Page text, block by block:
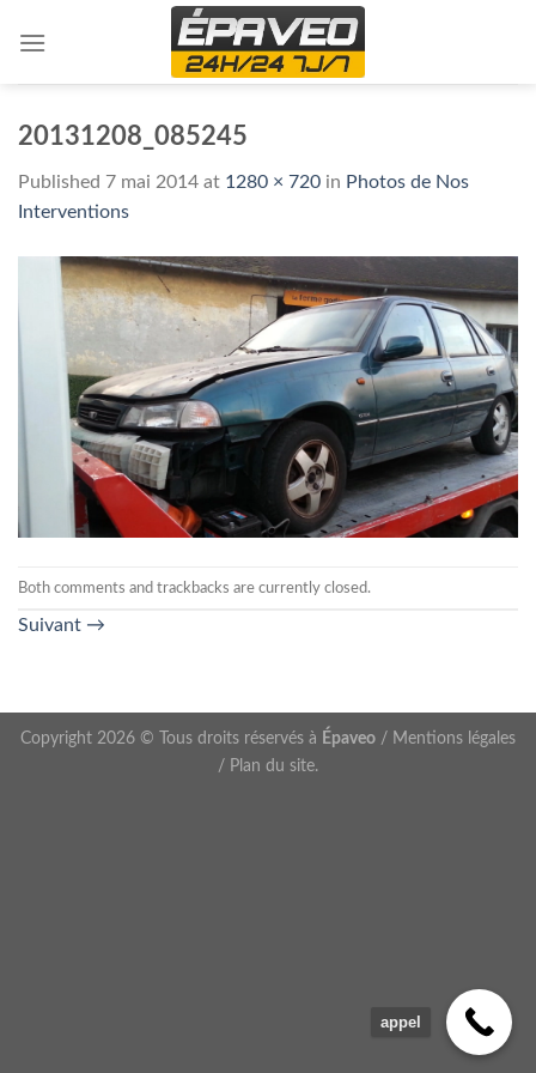
20131208_085245
Published 7 mai 2014 at 1280 × 720 in Photos de Nos
Interventions
Both comments and trackbacks are currently closed.
Suivant →
Copyright 2026 © Tous droits réservés à Épaveo / Mentions légales
/ Plan du site.
appel